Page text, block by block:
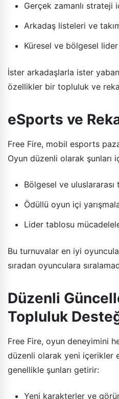
Gerçek zamanlı strateji
Arkadaş listeleri ve
Küresel ve bölgesel
İster arkadaşlarla ister
özellikler bir topluluk ve
eSports ve
Free Fire, mobil esports
Oyun düzenli olarak şunları
Bölgesel ve uluslararası
Ödüllü oyun içi
Lider tablosu
Bu turnuvalar en iyi
sıradan oyunculara
Düzenli
Topluluk
Free Fire, oyun deneyimini
düzenli olarak yeni içerikler
genellikle şunları getirir:
Yeni karakterler ve